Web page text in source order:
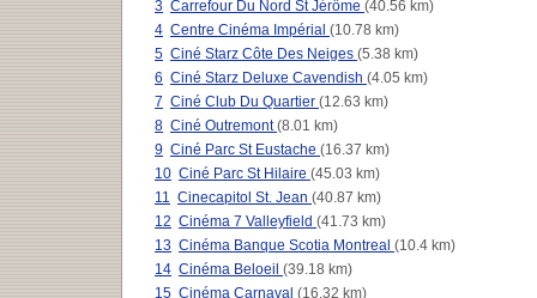
3 Carrefour Du Nord St Jérôme (40.56 km)
4 Centre Cinéma Impérial (10.78 km)
5 Ciné Starz Côte Des Neiges (5.38 km)
6 Ciné Starz Deluxe Cavendish (4.05 km)
7 Ciné Club Du Quartier (12.63 km)
8 Ciné Outremont(8.01 km)
9 Ciné Parc St Eustache (16.37 km)
10 Ciné Parc St Hilaire (45.03 km)
11 Cinecapitol St. Jean (40.87 km)
12 Cinéma 7 Valleyfield (41.73 km)
13 Cinéma Banque Scotia Montreal (10.4 km)
14 Cinéma Beloeil (39.18 km)
15 Cinéma Carnaval (16.32 km)